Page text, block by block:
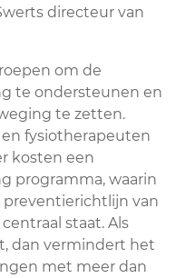
directeur van
om de
te ondersteunen en
te zetten.
fysiotherapeuten
kosten een
programma, waarin
van
staat. Als
dan vermindert het
met meer dan